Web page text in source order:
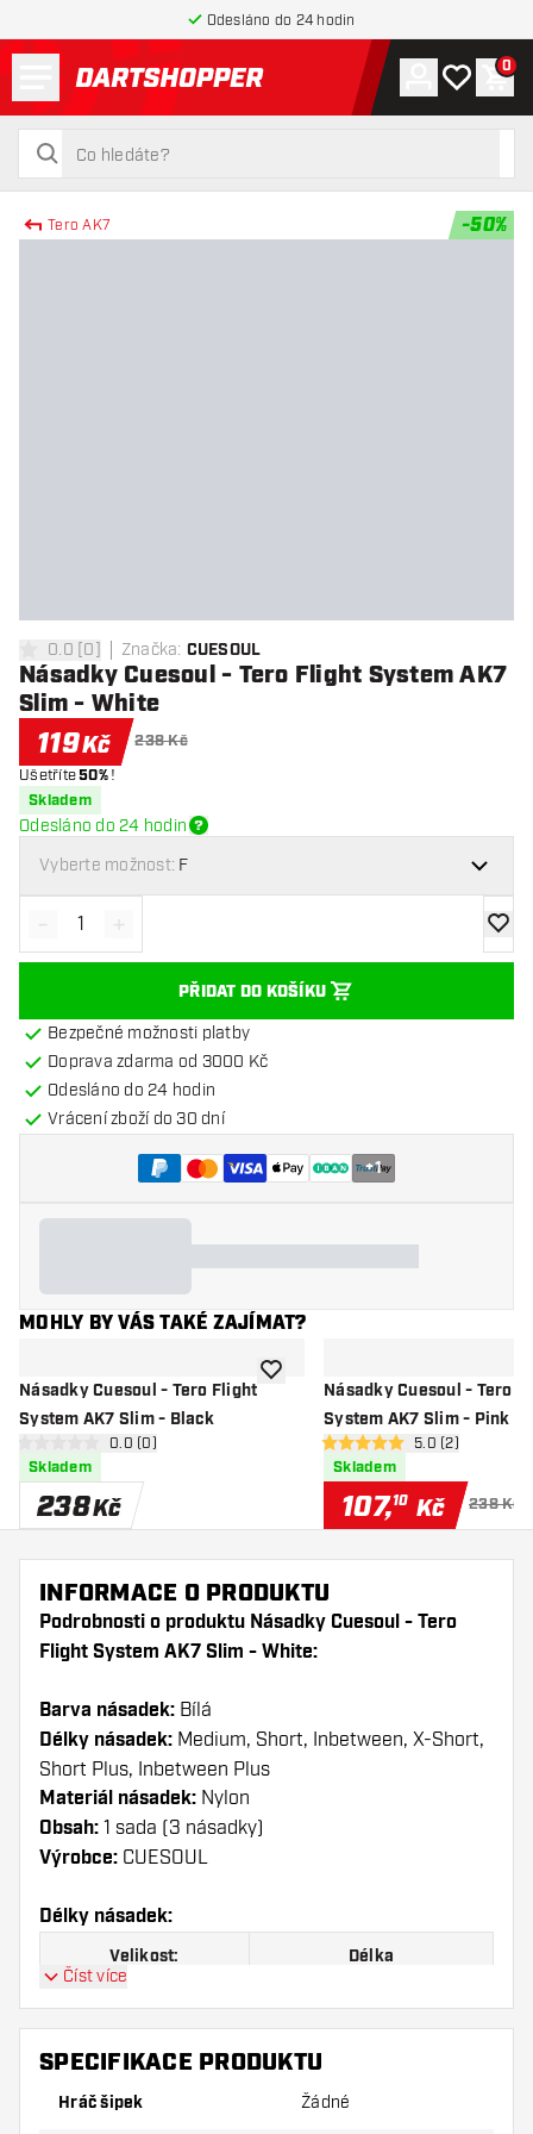
Odesláno do 24 hodin
Zpět na hlavní stránku
hledat
hledat
ÚčetMůj 0
Tero AK7 -50%
0 hodnoticí hvězdičky
0.0 [0] Značka: CUESOUL
Násadky Cuesoul - Tero Flight System AK7
Slim - White
119Kč 238 Kč
Ušetříte50% !
Skladem
Odesláno do 24 hodin
Vyberte možnost: F
Snížit množství
- Zvýšit množství
+
PŘIDAT DO KOŠÍKU
Bezpečné možnosti platby
Doprava zdarma od 3000 Kč
Odesláno do 24 hodin
Vrácení zboží do 30 dní
+1
MOHLY BY VÁS TAKÉ ZAJÍMAT?
Násadky Cuesoul - Tero Flight
System AK7 Slim - Black
otevřít panel recenzí
0 hodnoticí hvězdičky
0.0 (0)
Skladem
238Kč
Přidat do seznamu přání
Násadky Cuesoul - Tero
System AK7 Slim - Pink
otevřít panel
5 hodnoticí hvězdičky
5.0 (2)
Skladem
107,10 Kč 238 Kč
INFORMACE O PRODUKTU
Podrobnosti o produktu Násadky Cuesoul - Tero
Flight System AK7 Slim - White:
Barva násadek: Bílá
Délky násadek: Medium, Short, Inbetween, X-Short,
Short Plus, Inbetween Plus
Materiál násadek: Nylon
Obsah: 1 sada (3 násadky)
Výrobce: CUESOUL
Délky násadek:
Velikost: Délka
B 32.00 mm
C
D 37.00 mm
Číst více
SPECIFIKACE PRODUKTU
Hráč šipek Žádné